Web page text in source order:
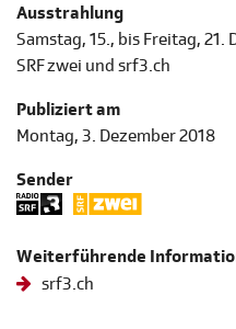
Ausstrahlung
Samstag, 15., bis Freitag, 21.
SRF zwei und srf3.ch
Publiziert am
Montag, 3. Dezember 2018
Sender
Weiterführende
srf3.ch